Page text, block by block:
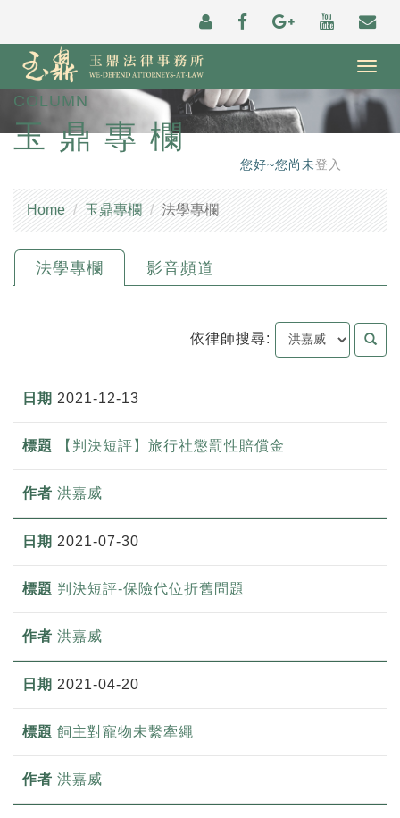
COLUMN
玉鼎專欄
您好~您尚未登入
Home 玉鼎專欄 法學專欄
法學專欄 影音頻道
依律師搜尋:
2021-12-13
【判決短評】旅行社懲罰性賠償金
洪嘉威
2021-07-30
判決短評-保險代位折舊問題
洪嘉威
2021-04-20
飼主對寵物未繫牽繩
洪嘉威